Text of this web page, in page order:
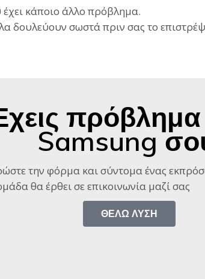
κάποιο άλλο πρόβλημα.
δουλεύουν σωστά πριν σας το
πρόβλημα
Samsung
την φόρμα και σύντομα ένας
θα έρθει σε επικοινωνία μαζί σας​
ΘΈΛΩ ΛΎΣΗ